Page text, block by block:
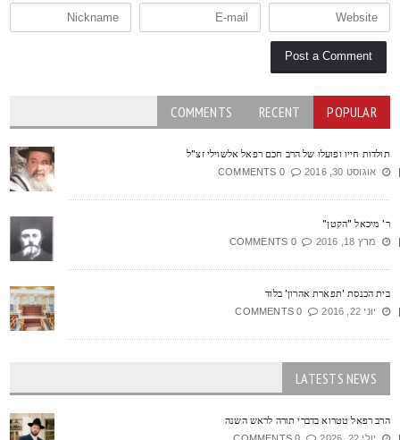
POPULAR
RECENT
COMMENTS
חייו ופועלו של הרב חכם רפאל אלשוילי זצ"ל
אוגוסט 30, 2016 0 COMMENTS
מיכאל "הקטן"
מרץ 18, 2016 0 COMMENTS
הכנסת 'תפארת אהרון' בלוד
יוני 22, 2016 0 COMMENTS
LATESTS NEWS
רפאל טטרוא בדברי תורה לראש השנה